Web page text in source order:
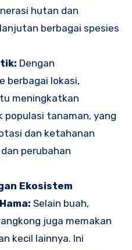
hutan dan
berbagai spesies
Dengan
berbagai lokasi,
meningkatkan
populasi tanaman, yang
dan ketahanan
perubahan
Ekosistem
Selain buah,
juga memakan
kecil lainnya. Ini